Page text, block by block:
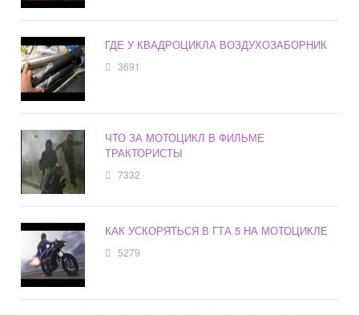
ГДЕ У КВАДРОЦИКЛА ВОЗДУХОЗАБОРНИК
3691
ЧТО ЗА МОТОЦИКЛ В ФИЛЬМЕ
ТРАКТОРИСТЫ
7332
КАК УСКОРЯТЬСЯ В ГТА 5 НА МОТОЦИКЛЕ
5279